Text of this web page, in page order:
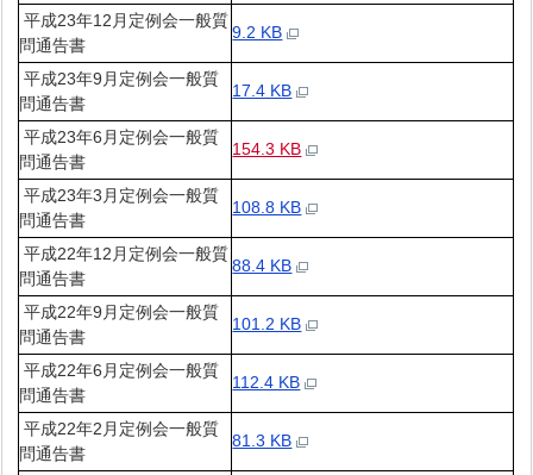
平成23年12月定例会一般質
問通告書
9.2 KB
平成23年9月定例会一般質
問通告書
17.4 KB
平成23年6月定例会一般質
問通告書
154.3 KB
平成23年3月定例会一般質
問通告書
108.8 KB
平成22年12月定例会一般質
問通告書
88.4 KB
平成22年9月定例会一般質
問通告書
101.2 KB
平成22年6月定例会一般質
問通告書
112.4 KB
平成22年2月定例会一般質
問通告書
81.3 KB